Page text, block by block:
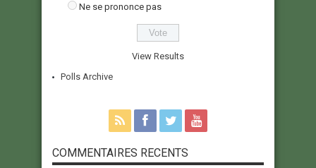
Ne se prononce pas
View Results
Polls Archive
COMMENTAIRES RECENTS